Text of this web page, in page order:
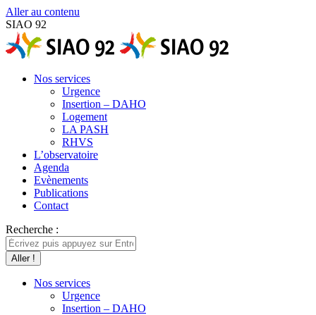
Aller au contenu
SIAO 92
Nos services
Urgence
Insertion – DAHO
Logement
LA PASH
RHVS
L’observatoire
Agenda
Evènements
Publications
Contact
Recherche :
Nos services
Urgence
Insertion – DAHO